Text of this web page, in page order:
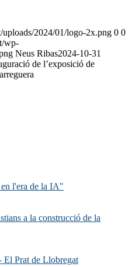
2024/01/logo-2x.png 0 0
wp-
Neus Ribas2024-10-31
de l’exposició de
l'era de la IA"
a la construcció de la
El Prat de Llobregat